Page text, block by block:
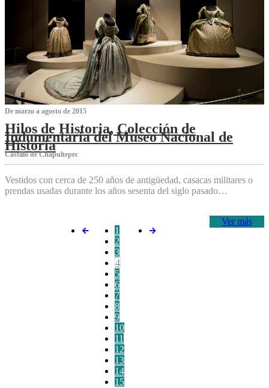
De marzo a agosto de 2015
Hilos de Historia, Colección de
Indumentaria del Museo Nacional de
Historia
Castillo de Chapultepec
Vestidos con cerca de 250 años de antigüedad, casacas militares o
prendas usadas durante los años sesenta del siglo pasado…
Ver más
1
2
3
4
5
6
7
8
9
10
11
12
13
14
15